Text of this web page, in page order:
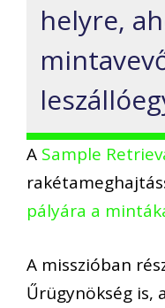
helyre,
A Sample
pályára a
A misszióban
Űrügynökség is,